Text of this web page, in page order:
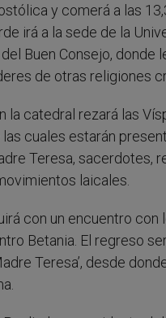
y comerá a las
irá a la sede de la
Buen Consejo, donde
de otras religiones
la catedral rezará las
cuales estarán
Teresa, sacerdotes,
laicales.
con un encuentro con
Betania. El regreso
Teresa’, desde